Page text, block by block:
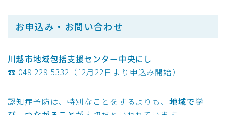
お申込み・お問い合わせ
川越市地域包括支援センター中央にし
☎ 049-229-5332（12月22日より申込み開始）
認知症予防は、特別なことをするよりも、地域で学